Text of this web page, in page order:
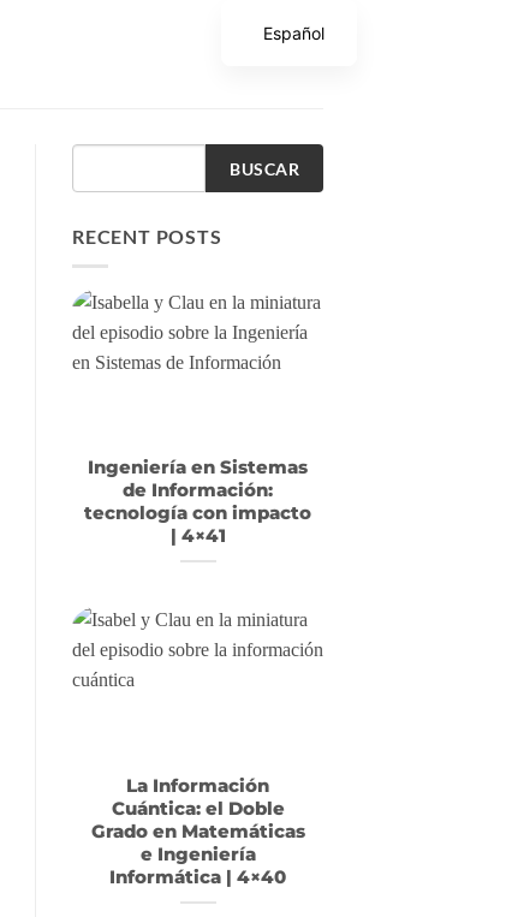
BUSCAR
RECENT POSTS
Ingeniería en Sistemas
de Información:
tecnología con impacto
| 4×41
La Información
Cuántica: el Doble
Grado en Matemáticas
e Ingeniería
Informática | 4×40
Español